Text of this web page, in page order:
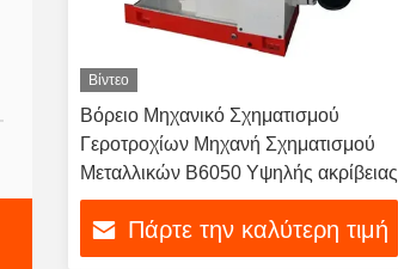
Βίντεο
Βόρειο Μηχανικό Σχηματισμού
Γεροτροχίων Μηχανή Σχηματισμού
Μεταλλικών B6050 Υψηλής ακρίβειας
Πάρτε την καλύτερη τιμή